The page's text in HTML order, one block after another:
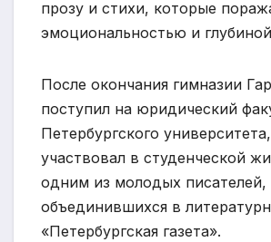
прозу и стихи, которые
эмоциональностью и
После окончания гимназии
поступил на юридический
Петербургского
участвовал в студенческой
одним из молодых писателей,
объединившихся в
«Петербургская газета».